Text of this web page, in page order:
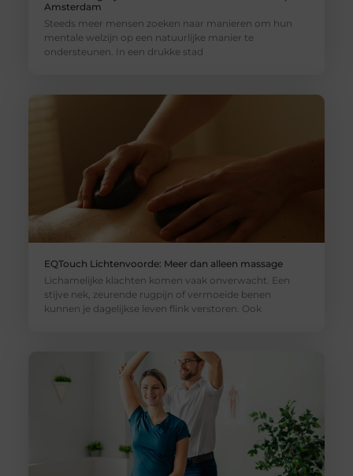
Amsterdam
Steeds meer mensen zoeken naar manieren om hun
mentale welzijn op een natuurlijke manier te
ondersteunen. In een drukke stad
EQTouch Lichtenvoorde: Meer dan alleen massage
Lichamelijke klachten komen vaak onverwacht. Een
stijve nek, zeurende rugpijn of vermoeide benen
kunnen je dagelijkse leven flink verstoren. Ook